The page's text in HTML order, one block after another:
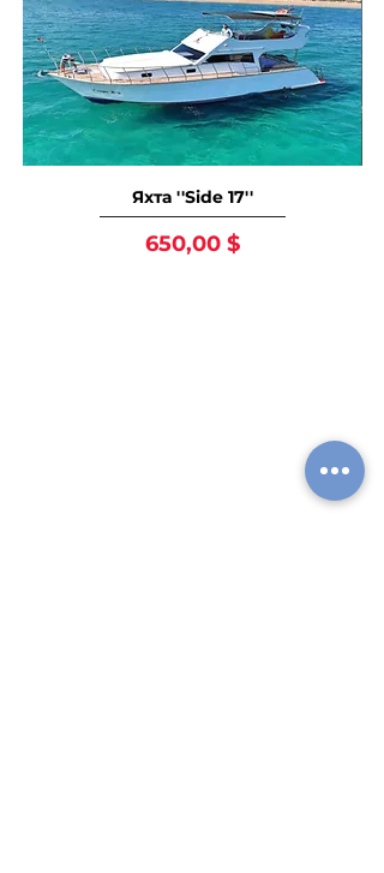
Яхта ''Side 17''
Цена
650,00 $